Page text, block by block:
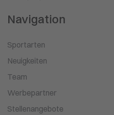
Navigation
Sportarten
Neuigkeiten
Team
Werbepartner
Stellenangebote